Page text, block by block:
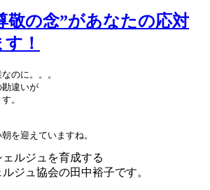
敬の念”があなたの応対
！
のに。。。
違いが
。
を迎えていますね。
ルジュを育成する
ジュ協会の田中裕子です。